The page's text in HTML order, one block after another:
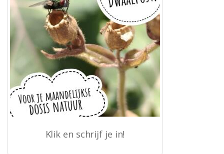
Klik en schrijf je in!